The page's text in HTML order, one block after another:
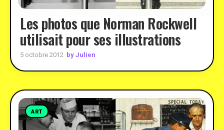
Les photos que Norman Rockwell
utilisait pour ses illustrations
5 octobre 2012 by Julien
ART